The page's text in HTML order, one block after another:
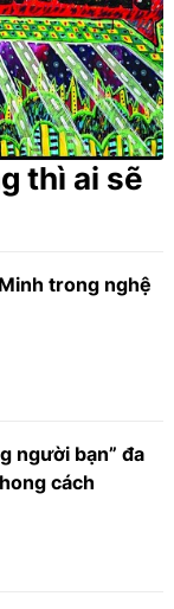
thì ai sẽ
trong nghệ
người bạn” đa
cách